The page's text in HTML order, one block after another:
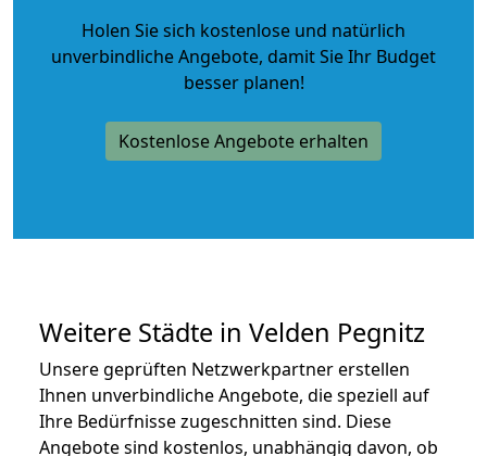
Holen Sie sich kostenlose und natürlich
unverbindliche Angebote, damit Sie Ihr Budget
besser planen!
Kostenlose Angebote erhalten
Weitere Städte in Velden Pegnitz
Unsere geprüften Netzwerkpartner erstellen
Ihnen unverbindliche Angebote, die speziell auf
Ihre Bedürfnisse zugeschnitten sind. Diese
Angebote sind kostenlos, unabhängig davon, ob